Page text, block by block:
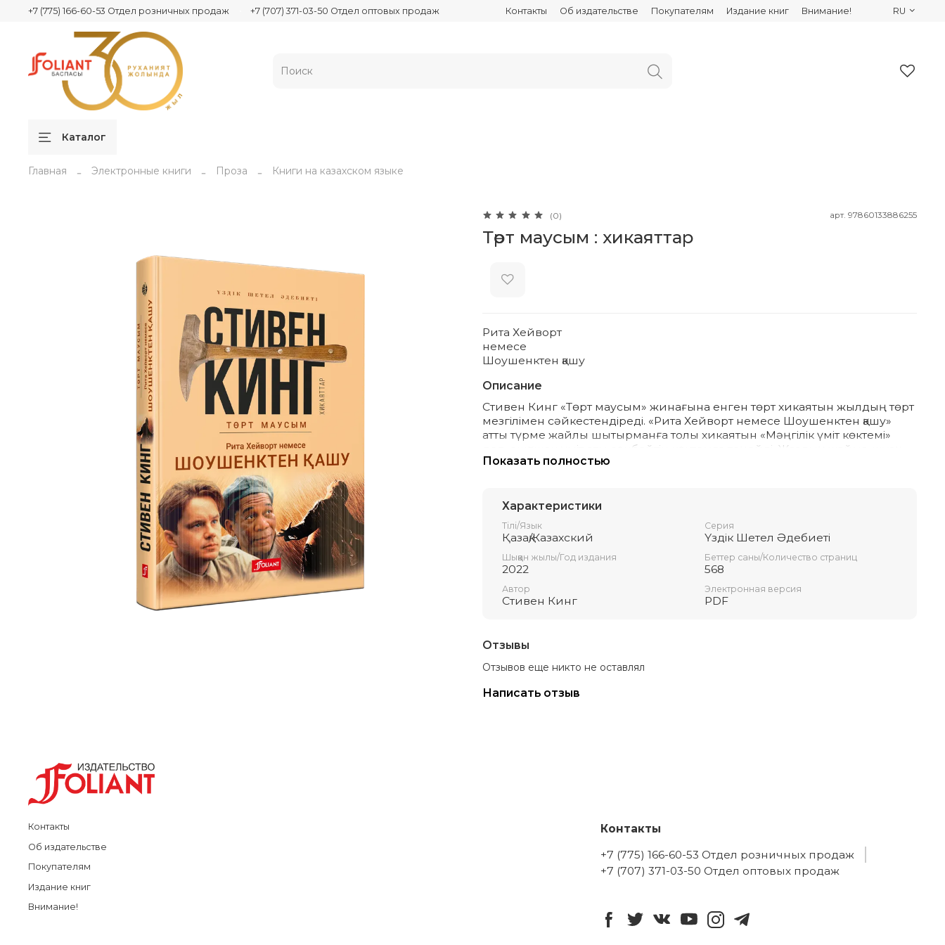
Контакты Об издательстве Покупателям Издание книг Внимание!
+7 (775) 166-60-53 Отдел розничных продаж +7 (707) 371-03-50 Отдел оптовых продаж RU
Каталог
Главная Электронные книги Проза Книги на казахском языке
(0) арт. 97860133886255
Төрт маусым : хикаяттар
Рита Хейворт
немесе
Шоушенктен қашу
Описание
Стивен Кинг «Төрт маусым» жинағына енген төрт хикаятын жылдың төрт
мезгілімен сәйкестендіреді. «Рита Хейворт немесе Шоушенктен қашу»
атты түрме жайлы шытырманға толы хикаятын «Мәңгілік үміт көктемі»
деп, ешқашан үміт оты сөнбейтін көктемге теңейді. Жаздың жайма-шуақ
күнінде шағын ғана қалада өрбитін нацистік қылмыскер мен үздік оқушы
«Тыныс алу әдісі» хикаятын «Қысқы ертегімен» байланыстырады.
Автордың бұл жинағы New York Times бестселлер туындылар тізімінде
үздіктер көшін бастап тұр.
Показать полностью
Характеристики
Тілі/Язык
Қазақ/Казахский
Серия
Үздік Шетел Әдебиеті
Шыққан жылы/Год издания
2022
Беттер саны/Количество страниц
568
Автор
Стивен Кинг
Электронная версия
PDF
Отзывы
Отзывов еще никто не оставлял
Написать отзыв
Контакты
Об издательстве
Покупателям
Издание книг
Внимание!
Контакты
+7 (775) 166-60-53 Отдел розничных продаж
+7 (707) 371-03-50 Отдел оптовых продаж